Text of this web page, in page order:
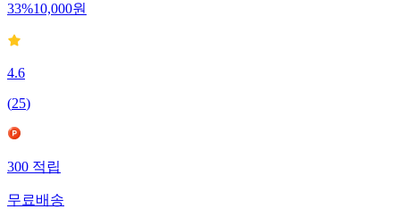
33%10,000원
4.6
(25)
300 적립
무료배송